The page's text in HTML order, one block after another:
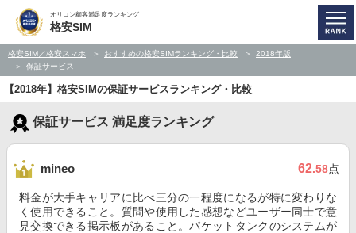
オリコン顧客満足度ランキング
格安SIM
格安SIM／格安スマホ おすすめの格安SIMランキング・比較
2018年版
保証サービス
【2018年】格安SIMの保証サービスランキング・比較
保証サービス 満足度ランキング
mineo 62.58点
料金が大手キャリアに比べ三分の一程度になるが特に変わりな
く使用できること。質問や使用した感想などユーザー同士で意
見交換できる掲示板があること。パケットタンクのシステムが